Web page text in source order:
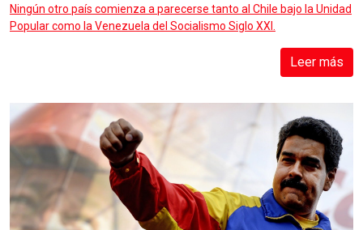
Ningún otro país comienza a parecerse tanto al Chile bajo la Unidad
Popular como la Venezuela del Socialismo Siglo XXI.
Leer más